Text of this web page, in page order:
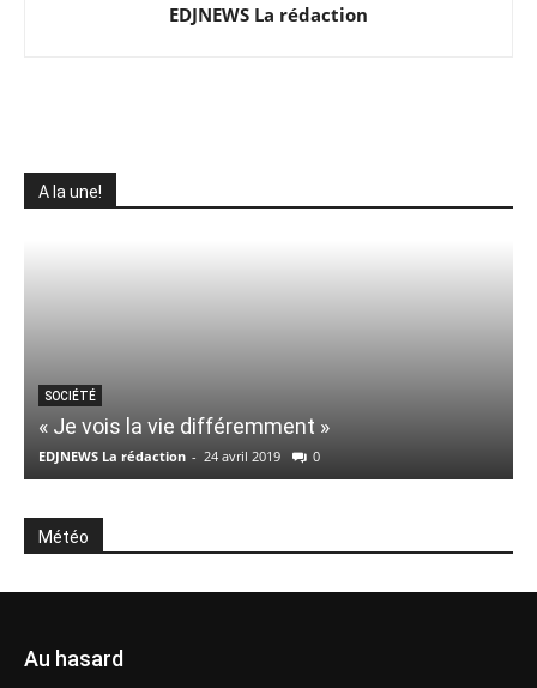
EDJNEWS La rédaction
A la une!
SOCIÉTÉ
« Je vois la vie différemment »
EDJNEWS La rédaction - 24 avril 2019 0
Météo
Au hasard